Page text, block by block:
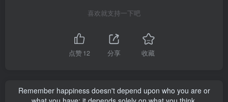
喜欢就支持一下吧
点赞12 分享 收藏
Remember happiness doesn't depend upon who you are or